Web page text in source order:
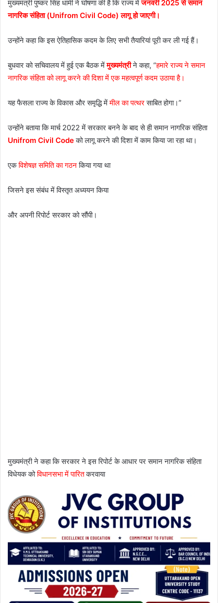
मुख्यमंत्री पुष्कर सिंह धामी ने घोषणा की है कि राज्य मेंजनवरी 2025 से समान
नागरिक संहिता (Unifrom Civil Code) लागू हो जाएगी।
उन्होंने कहा कि इस ऐतिहासिक कदम के लिए सभी तैयारियां पूरी कर ली गई हैं।
बुधवार को सचिवालय में हुई एक बैठक मेंमुख्यमंत्री ने कहा, “हमारे राज्य ने समान
नागरिक संहिता को लागू करने की दिशा में एक महत्वपूर्ण कदम उठाया है।
यह फैसला राज्य के विकास और समृद्धि मेंमील का पत्थरसाबित होगा।”
उन्होंने बताया कि मार्च 2022 में सरकार बनने के बाद से ही समान नागरिक संहिता
Unifrom Civil Codeको लागू करने की दिशा में काम किया जा रहा था।
एकविशेषज्ञ समिति का गठनकिया गया था
जिसने इस संबंध में विस्तृत अध्ययन किया
और अपनी रिपोर्ट सरकार को सौंपी।
मुख्यमंत्री ने कहा कि सरकार ने इस रिपोर्ट के आधार पर समान नागरिक संहिता
विधेयक कोविधानसभा में पारितकरवाया